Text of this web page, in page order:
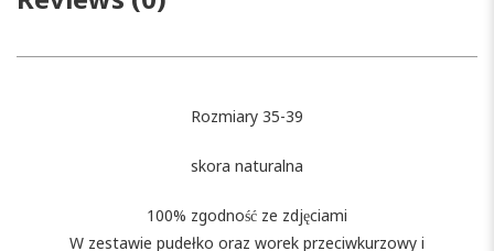
Rozmiary 35-39
skora naturalna
100% zgodność ze zdjęciami
W zestawie pudełko oraz worek przeciwkurzowy i